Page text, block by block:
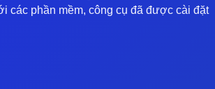
các phần mềm, công cụ đã được cài đặt